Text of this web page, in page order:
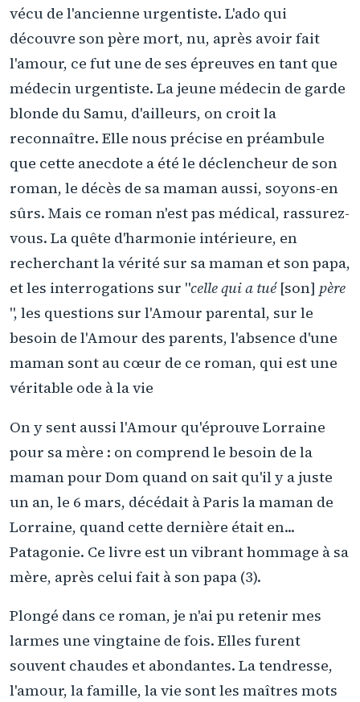
vécu de l'ancienne urgentiste. L'ado qui
découvre son père mort, nu, après avoir fait
l'amour, ce fut une de ses épreuves en tant que
médecin urgentiste. La jeune médecin de garde
blonde du Samu, d'ailleurs, on croit la
reconnaître. Elle nous précise en préambule
que cette anecdote a été le déclencheur de son
roman, le décès de sa maman aussi, soyons-en
sûrs. Mais ce roman n'est pas médical, rassurez-
vous. La quête d'harmonie intérieure, en
recherchant la vérité sur sa maman et son papa,
et les interrogations sur "celle qui a tué [son] père
", les questions sur l'Amour parental, sur le
besoin de l'Amour des parents, l'absence d'une
maman sont au cœur de ce roman, qui est une
véritable ode à la vie
On y sent aussi l'Amour qu'éprouve Lorraine
pour sa mère : on comprend le besoin de la
maman pour Dom quand on sait qu'il y a juste
un an, le 6 mars, décédait à Paris la maman de
Lorraine, quand cette dernière était en...
Patagonie. Ce livre est un vibrant hommage à sa
mère, après celui fait à son papa (3).
Plongé dans ce roman, je n'ai pu retenir mes
larmes une vingtaine de fois. Elles furent
souvent chaudes et abondantes. La tendresse,
l'amour, la famille, la vie sont les maîtres mots